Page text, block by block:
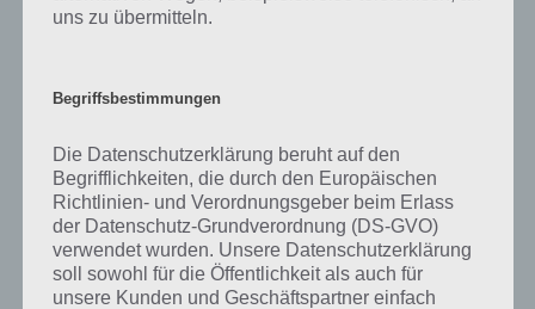
Tocuh besitzt, braucht dabei mindestens die 3. Generation. Die
Auf WhatsApp teilen Teilen auf Facebook
Tweet auf Twitter
uns zu übermitteln.
Begriffsbestimmungen
Die Datenschutzerklärung beruht auf den
Begrifflichkeiten, die durch den Europäischen
Richtlinien- und Verordnungsgeber beim Erlass
der Datenschutz-Grundverordnung (DS-GVO)
verwendet wurden. Unsere Datenschutzerklärung
soll sowohl für die Öffentlichkeit als auch für
unsere Kunden und Geschäftspartner einfach